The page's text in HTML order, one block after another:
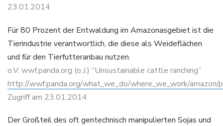
23.01.2014
Für 80 Prozent der Entwaldung im Amazonasgebiet ist die
Tierindustrie verantwortlich, die diese als Weideflächen
und für den Tierfutteranbau nutzen.
o.V. wwf.panda.org (o.J.) “Unsustainable cattle ranching”
http://wwf.panda.org/what_we_do/where_we_work/amazon/
Zugriff am 23.01.2014
Der Großteil des oft gentechnisch manipulierten Sojas und